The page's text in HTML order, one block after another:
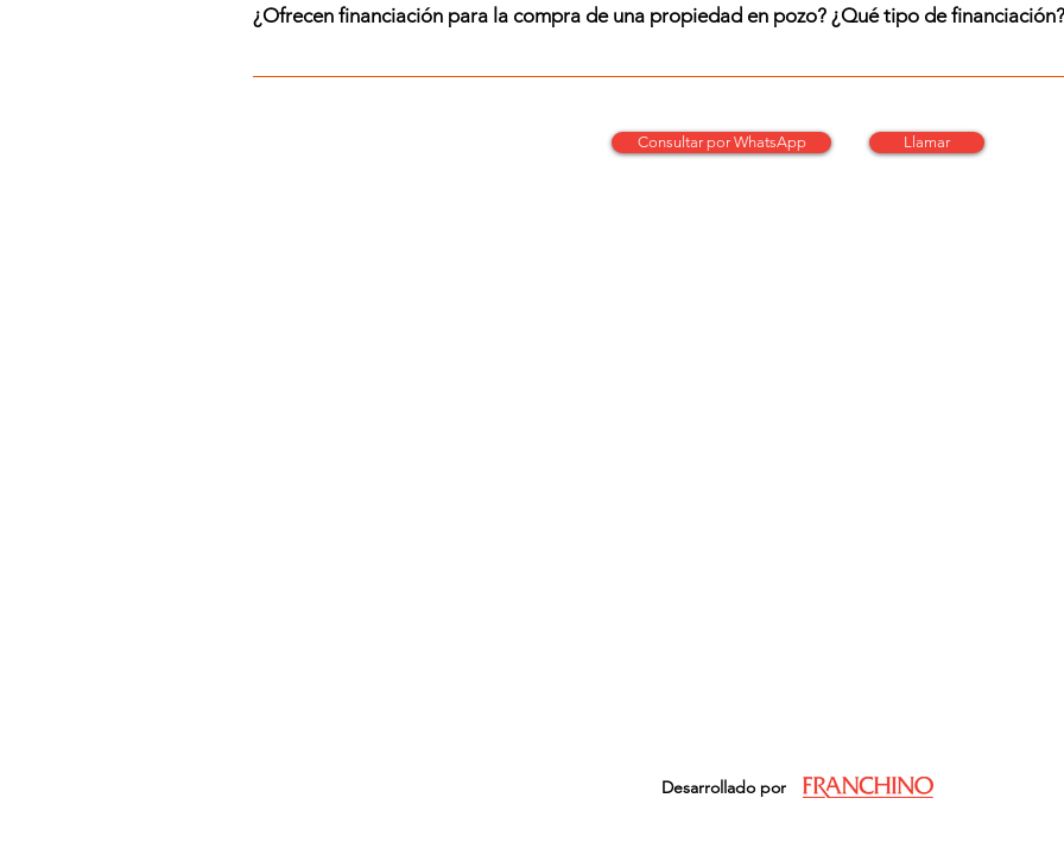
Consultar por WhatsApp Llamar
caución • Comisión inmobiliaria 5% • Depósito en garantía (2 meses de alquiler) Para conocer
¿Ofrecen financiación para la compra de una propiedad en pozo? ¿Qué tipo de financiación?
¡Si! Las unidades que tenemos en venta para que inviertas en pozo cuentan con financiación y
Desarrollado por